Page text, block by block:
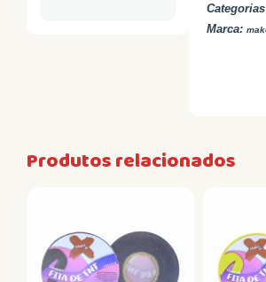
Categorias
Marca:
Produtos relacionados